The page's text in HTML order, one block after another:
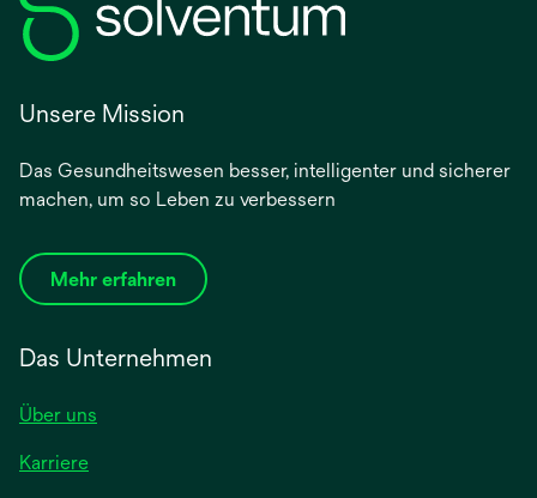
Unsere Mission
Das Gesundheitswesen besser, intelligenter und sicherer
machen, um so Leben zu verbessern
Mehr erfahren
Das Unternehmen
Über uns
Karriere